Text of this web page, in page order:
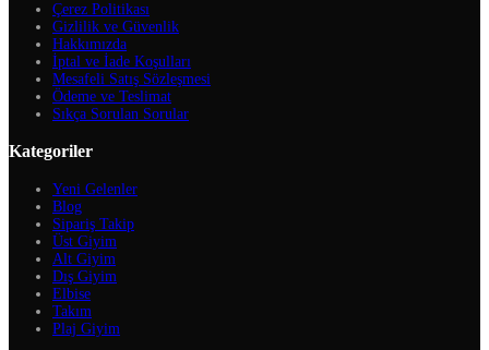
Çerez Politikası
Gizlilik ve Güvenlik
Hakkımızda
İptal ve İade Koşulları
Mesafeli Satış Sözleşmesi
Ödeme ve Teslimat
Sıkça Sorulan Sorular
Kategoriler
Yeni Gelenler
Blog
Sipariş Takip
Üst Giyim
Alt Giyim
Dış Giyim
Elbise
Takım
Plaj Giyim